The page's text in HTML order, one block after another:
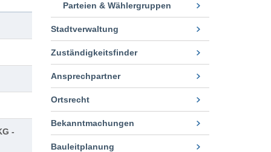
-
Parteien & Wählergruppen
Stadtverwaltung
Zuständigkeitsfinder
Ansprechpartner
Ortsrecht
Bekanntmachungen
Bauleitplanung